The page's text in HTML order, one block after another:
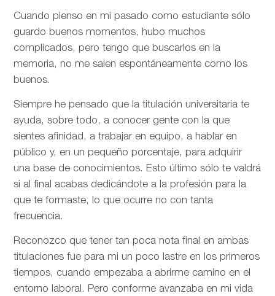
Cuando pienso en mi pasado como estudiante sólo
guardo buenos momentos, hubo muchos
complicados, pero tengo que buscarlos en la
memoria, no me salen espontáneamente como los
buenos.
Siempre he pensado que la titulación universitaria te
ayuda, sobre todo, a conocer gente con la que
sientes afinidad, a trabajar en equipo, a hablar en
público y, en un pequeño porcentaje, para adquirir
una base de conocimientos. Esto último sólo te valdrá
si al final acabas dedicándote a la profesión para la
que te formaste, lo que ocurre no con tanta
frecuencia.
Reconozco que tener tan poca nota final en ambas
titulaciones fue para mi un poco lastre en los primeros
tiempos, cuando empezaba a abrirme camino en el
entorno laboral. Pero conforme avanzaba en mi vida